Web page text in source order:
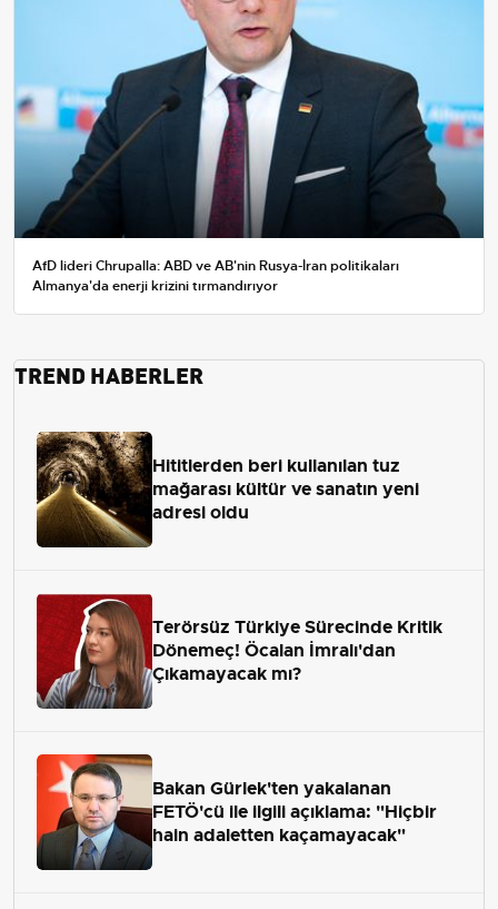
AfD lideri Chrupalla: ABD ve AB'nin Rusya-İran politikaları
Almanya'da enerji krizini tırmandırıyor
TREND HABERLER
Hititlerden beri kullanılan tuz
mağarası kültür ve sanatın yeni
adresi oldu
Terörsüz Türkiye Sürecinde Kritik
Dönemeç! Öcalan İmralı'dan
Çıkamayacak mı?
Bakan Gürlek'ten yakalanan
FETÖ'cü ile ilgili açıklama: "Hiçbir
hain adaletten kaçamayacak"